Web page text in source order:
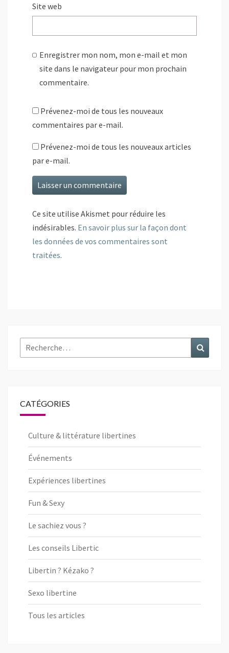
Site web
Enregistrer mon nom, mon e-mail et mon
site dans le navigateur pour mon prochain
commentaire.
Prévenez-moi de tous les nouveaux
commentaires par e-mail.
Prévenez-moi de tous les nouveaux articles
par e-mail.
Ce site utilise Akismet pour réduire les
indésirables. En savoir plus sur la façon dont
les données de vos commentaires sont
traitées.
Rechercher :
CATÉGORIES
Culture & littérature libertines
Événements
Expériences libertines
Fun & Sexy
Le sachiez vous ?
Les conseils Libertic
Libertin ? Kézako ?
Sexo libertine
Tous les articles